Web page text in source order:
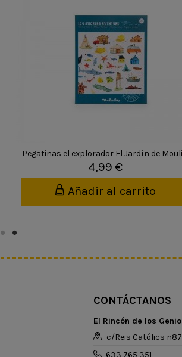
Pegatinas el explorador El Jardín de
4,99 €
Añadir al carrito
CONTÁCTANOS
El Rincón de los
c/Reis Católics
633 765 351